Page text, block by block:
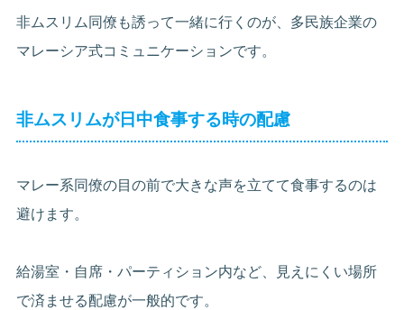
非ムスリム同僚も誘って一緒に行くのが、多民族企業の
マレーシア式コミュニケーションです。
非ムスリムが日中食事する時の配慮
マレー系同僚の目の前で大きな声を立てて食事するのは
避けます。
給湯室・自席・パーティション内など、見えにくい場所
で済ませる配慮が一般的です。